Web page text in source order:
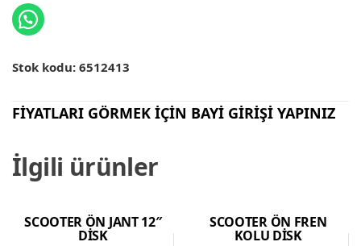
Stok kodu: 6512413
FİYATLARI GÖRMEK İÇİN BAYİ GİRİŞİ YAPINIZ
İlgili ürünler
SCOOTER ÖN JANT 12″
DİSK
SCOOTER ÖN FREN
KOLU DİSK